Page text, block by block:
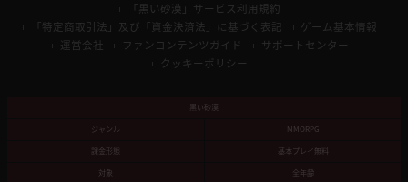
「黒い砂漠」サービス利用規約
「特定商取引法」及び「資金決済法」に基づく表記
ゲーム基本情報
運営会社
ファンコンテンツガイド
サポートセンター
クッキーポリシー
黒い砂漠
ジャンル
MMORPG
課金形態
基本プレイ無料
対象
全年齢